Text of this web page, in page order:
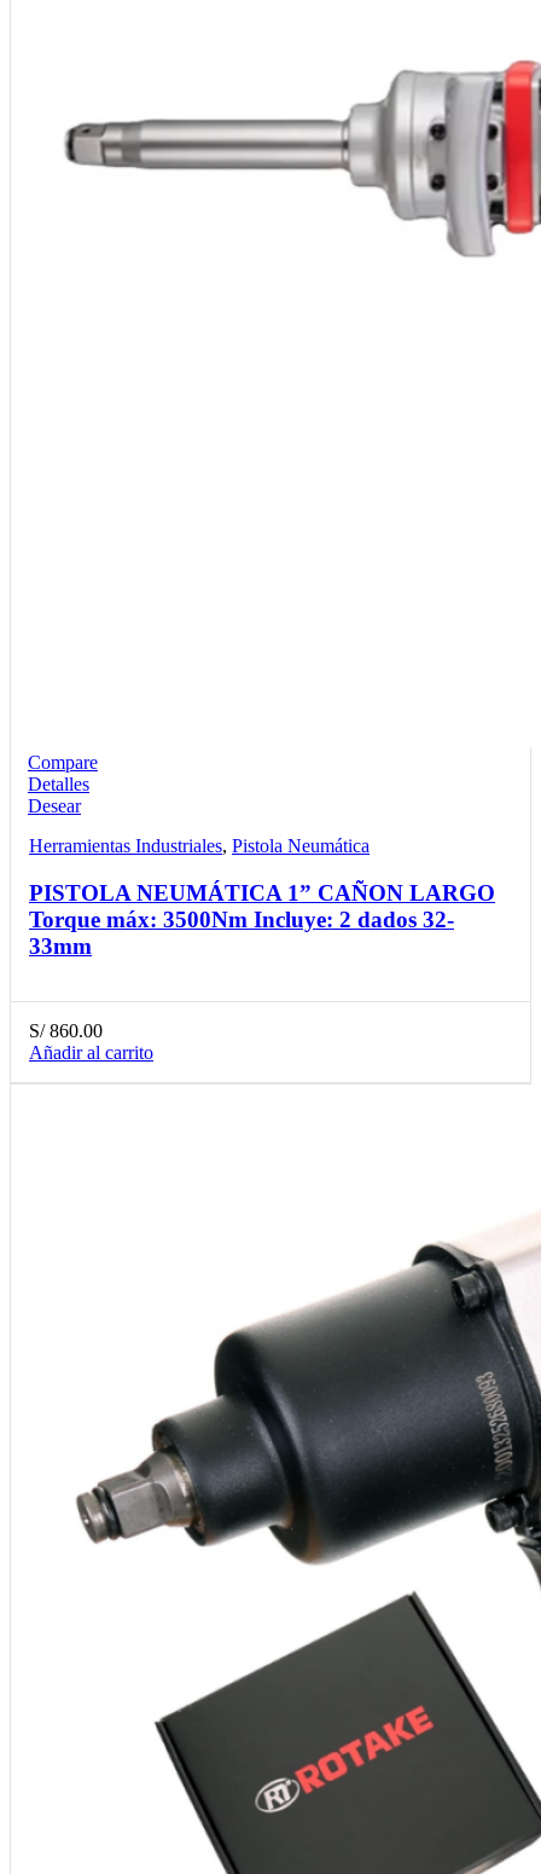
Compare
Detalles
Desear
Herramientas Industriales, Pistola Neumática
PISTOLA NEUMÁTICA 1” CAÑON LARGO
Torque máx: 3500Nm Incluye: 2 dados 32-
33mm
S/860.00
Añadir al carrito